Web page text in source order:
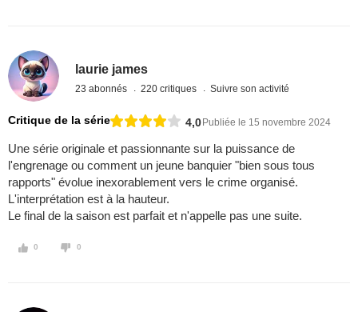
laurie james
23 abonnés 220 critiques Suivre son activité
Critique de la série 4,0Publiée le 15 novembre 2024
Une série originale et passionnante sur la puissance de
l'engrenage ou comment un jeune banquier "bien sous tous
rapports" évolue inexorablement vers le crime organisé.
L'interprétation est à la hauteur.
Le final de la saison est parfait et n'appelle pas une suite.
0 0